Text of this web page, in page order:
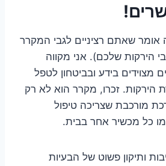
אומר שאתם רציניים לגבי המקרר
הירקות שלכם). אני מקווה
מצוידים בידע ובביטחון לטפל
הירקות. זכרו, מקרר הוא לא רק
מורכבת שצריכה טיפול
כל מכשיר אחר בבית.
ותיקון פשוט של הבעיות